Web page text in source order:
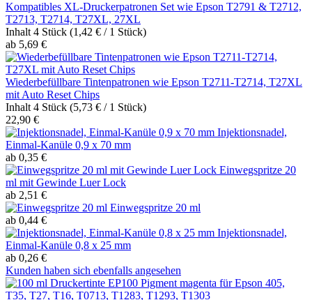
Kompatibles XL-Druckerpatronen Set wie Epson T2791 & T2712,
T2713, T2714, T27XL, 27XL
Inhalt 4 Stück (1,42 € / 1 Stück)
ab 5,69 €
Wiederbefüllbare Tintenpatronen wie Epson T2711-T2714, T27XL
mit Auto Reset Chips
Inhalt 4 Stück (5,73 € / 1 Stück)
22,90 €
Injektionsnadel,
Einmal-Kanüle 0,9 x 70 mm
ab 0,35 €
Einwegspritze 20
ml mit Gewinde Luer Lock
ab 2,51 €
Einwegspritze 20 ml
ab 0,44 €
Injektionsnadel,
Einmal-Kanüle 0,8 x 25 mm
ab 0,26 €
Kunden haben sich ebenfalls angesehen